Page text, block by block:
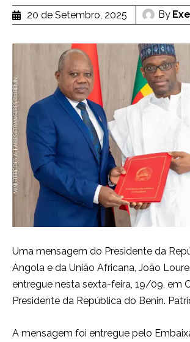
20 de Setembro, 2025 By
Uma mensagem do Presidente da
Angola e da União Africana, João
entregue nesta sexta-feira, 19/09, em
Presidente da República do Benin.
A mensagem foi entregue pelo